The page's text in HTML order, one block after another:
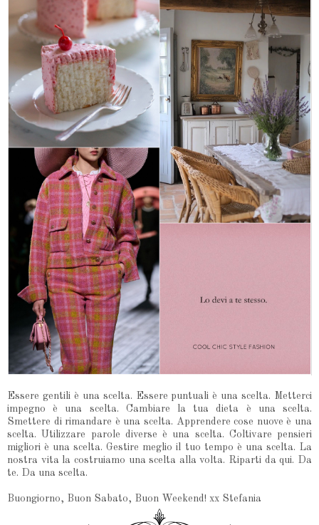
Essere gentili è una scelta. Essere puntuali è una scelta. Metterci
impegno è una scelta. Cambiare la tua dieta è una scelta.
Smettere di rimandare è una scelta. Apprendere cose nuove è una
scelta. Utilizzare parole diverse è una scelta. Coltivare pensieri
migliori è una scelta. Gestire meglio il tuo tempo è una scelta. La
nostra vita la costruiamo una scelta alla volta. Riparti da qui. Da
te. Da una scelta.
Buongiorno, Buon Sabato, Buon Weekend! xx Stefania